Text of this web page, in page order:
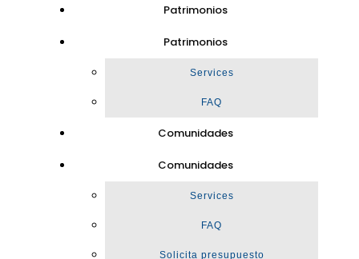
Patrimonios
Patrimonios
Services
FAQ
Comunidades
Comunidades
Services
FAQ
Solicita presupuesto